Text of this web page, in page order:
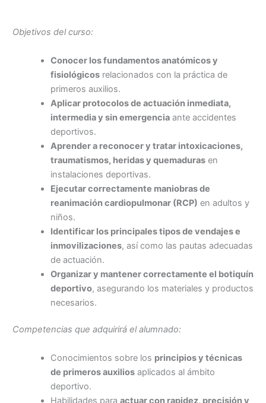
Objetivos del curso:
Conocer los fundamentos anatómicos y
fisiológicosrelacionados con la práctica de
primeros auxilios.
Aplicar protocolos de actuación inmediata,
intermedia y sin emergenciaante accidentes
deportivos.
Aprender a reconocer y tratar intoxicaciones,
traumatismos, heridas y quemadurasen
instalaciones deportivas.
Ejecutar correctamente maniobras de
reanimación cardiopulmonar (RCP) en adultos y
niños.
Identificar los principales tipos de vendajes e
inmovilizaciones, así como las pautas adecuadas
de actuación.
Organizar y mantener correctamente el botiquín
deportivo, asegurando los materiales y productos
necesarios.
Competencias que adquirirá el alumnado:
Conocimientos sobre los principios y técnicas
de primeros auxiliosaplicados al ámbito
deportivo.
Habilidades para actuar con rapidez, precisión y